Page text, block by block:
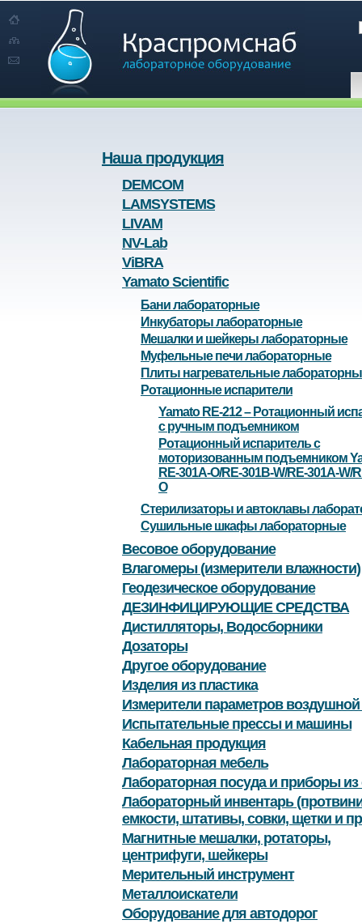
Наша продукция
DEMCOM
LAMSYSTEMS
LIVAM
NV-Lab
ViBRA
Yamato Scientific
Бани лабораторные
Инкубаторы лабораторные
Мешалки и шейкеры лабораторные
Муфельные печи лабораторные
Плиты нагревательные
Ротационные испарители
Yamato RE-212 – Ротационный
с ручным подъемником
Ротационный испаритель с
моторизованным подъемником
RE-301A-O/RE-301B-W/RE-301A-W/
O
Стерилизаторы и автоклавы
Сушильные шкафы лабораторные
Весовое оборудование
Влагомеры (измерители влажности)
Геодезическое оборудование
ДЕЗИНФИЦИРУЮЩИЕ СРЕДСТВА
Дистилляторы, Водосборники
Дозаторы
Другое оборудование
Изделия из пластика
Измерители параметров
Испытательные прессы и машины
Кабельная продукция
Лабораторная мебель
Лабораторная посуда и приборы из
Лабораторный инвентарь
емкости, штативы, совки, щетки и
Магнитные мешалки, ротаторы,
центрифуги, шейкеры
Мерительный инструмент
Металлоискатели
Оборудование для автодорог